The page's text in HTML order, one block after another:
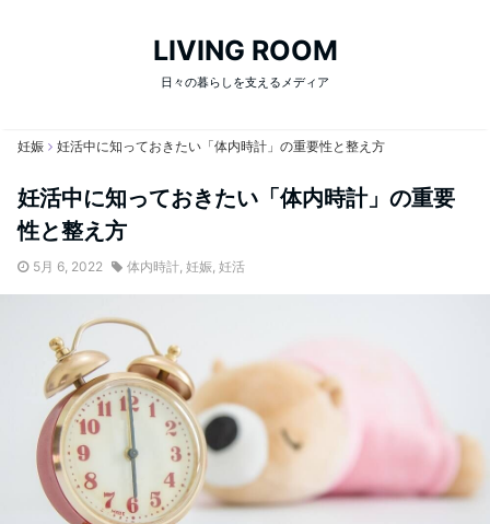
LIVING ROOM
日々の暮らしを支えるメディア
妊娠 妊活中に知っておきたい「体内時計」の重要性と整え方
妊活中に知っておきたい「体内時計」の重要
性と整え方
5月 6, 2022 体内時計, 妊娠, 妊活